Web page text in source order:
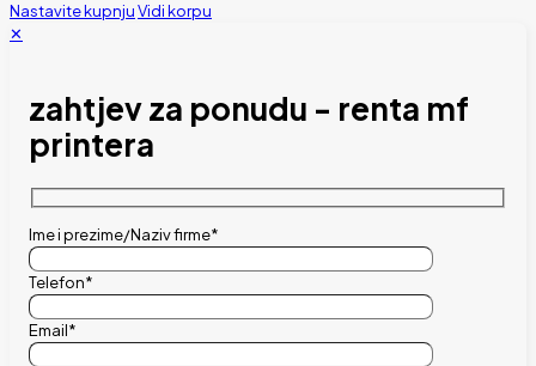
Nastavite kupnjuVidi korpu
✕
zahtjev za ponudu - renta mf
printera
Ime i prezime/Naziv firme*
Telefon*
Email*